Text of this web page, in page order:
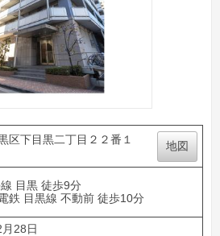
区下目黒二丁目２２番１
地図
線 目黒 徒歩9分
鉄 目黒線 不動前 徒歩10分
28日